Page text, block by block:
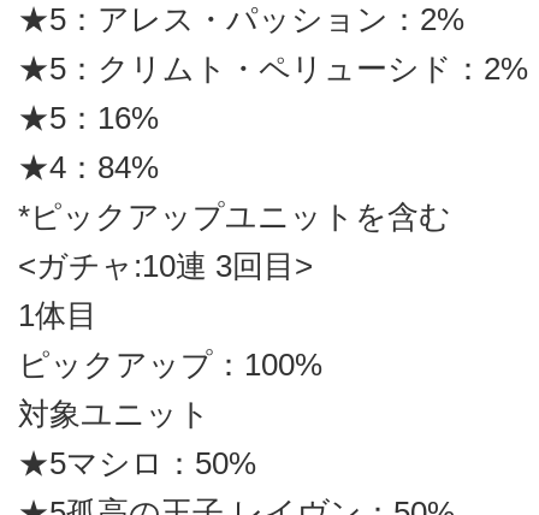
★5：アレス・パッション：2%
★5：クリムト・ペリューシド：2%
★5：16%
★4：84%
*ピックアップユニットを含む
<ガチャ:10連 3回目>
1体目
ピックアップ：100%
対象ユニット
★5マシロ：50%